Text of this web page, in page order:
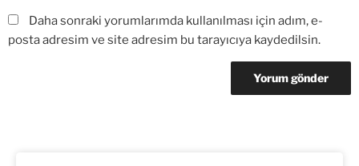
Daha sonraki yorumlarımda kullanılması için adım, e-
posta adresim ve site adresim bu tarayıcıya kaydedilsin.